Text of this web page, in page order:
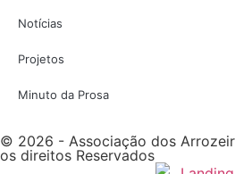
Notícias
Projetos
Minuto da Prosa
© 2026 - Associação dos
os direitos Reservados